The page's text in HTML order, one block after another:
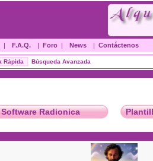
| F.A.Q. | Foro| News | Contáctenos
Búsqueda Avanzada
Software Radionica